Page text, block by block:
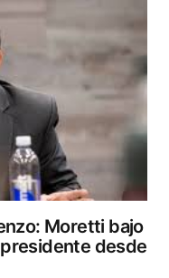
Moretti bajo
desde